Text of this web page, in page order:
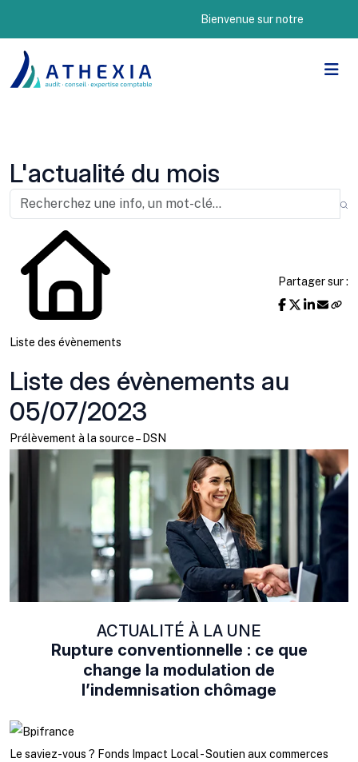
Bienvenue sur notre nouveau
L'actualité du mois
Liste des évènements
Partager sur :
Liste des évènements au
05/07/2023
Prélèvement à la source – DSN
ACTUALITÉ À LA UNE
Rupture conventionnelle : ce que
change la modulation de
l’indemnisation chômage
Le saviez-vous ? Fonds Impact Local - Soutien aux commerces